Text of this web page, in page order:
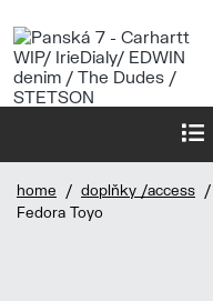
home / doplňky /access /
Fedora Toyo